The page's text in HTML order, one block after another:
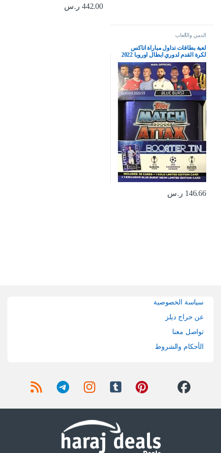
442.00 ر.س
الدمي والألعاب
لعبة بطاقات تداول مباراة اتاكس
لكرة القدم لدوري ابطال اوروبا 2022
2023 توبس UEFA دوري ابطال اوروبا
2022 2023، علبة صغيرة محكمة الغلق
مع بطاقات ذهبية اضافية وحشوة نيون
حصرية (نسخة بيرست ازرق)
146.66 ر.س
سياسة الخصوصية
عن حراج ديلز
تواصل معنا
الأحكام والشروط